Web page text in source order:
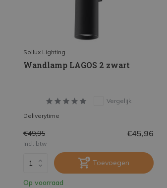
Sollux Lighting
Wandlamp LAGOS 2 zwart
Vergelijk
Deliverytime
€49,95 €45,96
Incl. btw
Toevoegen
Op voorraad